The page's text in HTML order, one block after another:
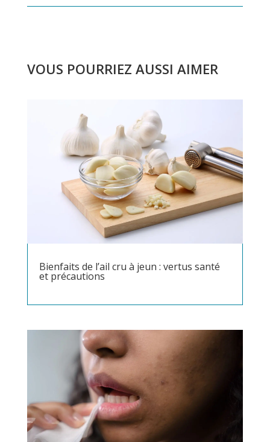
VOUS POURRIEZ AUSSI AIMER
Bienfaits de l’ail cru à jeun : vertus santé
et précautions